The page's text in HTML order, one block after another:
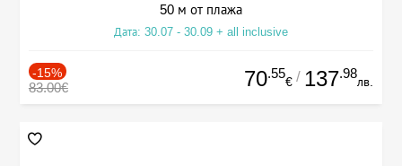
50 м от плажа
Дата: 30.07 - 30.09 + all inclusive
-15%
83.00€ 70.55
€ / 137.98
лв.